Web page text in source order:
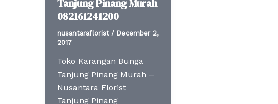
Tanjung Pinang Murah
082161241200
nusantaraflorist / December 2,
2017
Toko Karangan Bunga
Tanjung Pinang Murah –
Nusantara Florist
Tanjung Pinang